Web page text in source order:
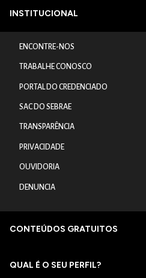
INSTITUCIONAL
ENCONTRE-NOS
TRABALHE CONOSCO
PORTAL DO CREDENCIADO
SAC DO SEBRAE
TRANSPARÊNCIA
PRIVACIDADE
OUVIDORIA
DENUNCIA
CONTEÚDOS GRATUITOS
QUAL É O SEU PERFIL?